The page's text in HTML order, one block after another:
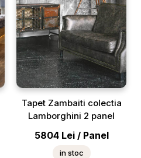
Tapet Zambaiti colectia
Lamborghini 2 panel
5804 Lei / Panel
in stoc